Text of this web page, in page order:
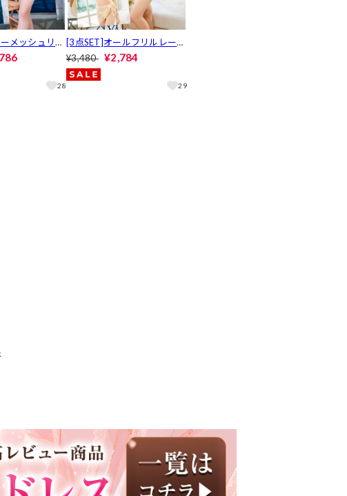
メッシュリボ
着【dazzy b
ニ】
28
[3点SET]オールフリルレース
パレオビキニ/水着【dazzy b
each/2026ビキニ】
¥3,480 ¥2,784
29